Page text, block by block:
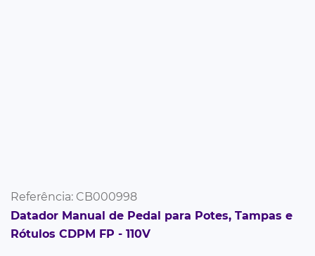
Referência: CB000998
Datador Manual de Pedal para Potes, Tampas e
Rótulos CDPM FP - 110V